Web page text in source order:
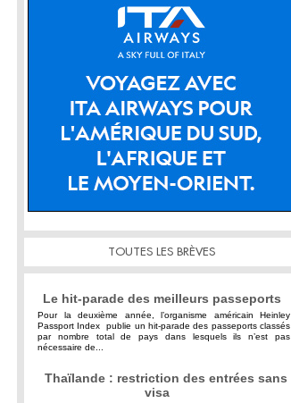
TOUTES LES BRÈVES
Le hit-parade des meilleurs passeports
Pour la deuxième année, l’organisme américain Heinley
Passport Index publie un hit-parade des passeports classés
par nombre total de pays dans lesquels ils n’est pas
nécessaire de...
Thaïlande : restriction des entrées sans
visa